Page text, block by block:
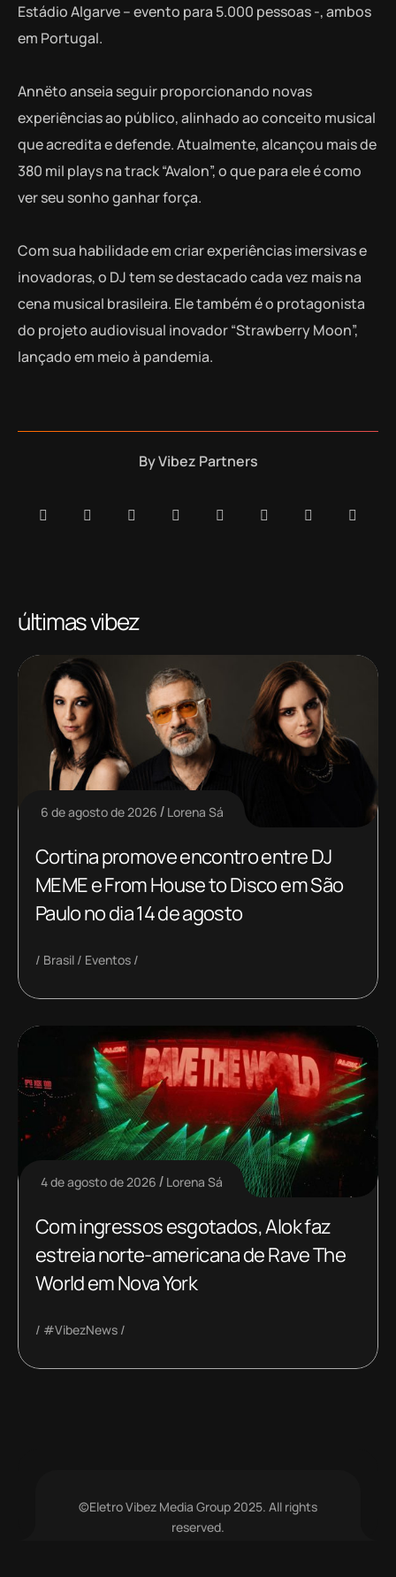
Estádio Algarve – evento para 5.000 pessoas -, ambos
em Portugal.
Annëto anseia seguir proporcionando novas
experiências ao público, alinhado ao conceito musical
que acredita e defende. Atualmente, alcançou mais de
380 mil plays na track “Avalon”, o que para ele é como
ver seu sonho ganhar força.
Com sua habilidade em criar experiências imersivas e
inovadoras, o DJ tem se destacado cada vez mais na
cena musical brasileira. Ele também é o protagonista
do projeto audiovisual inovador “Strawberry Moon”,
lançado em meio à pandemia.
ByVibez Partners
últimas vibez
6 de agosto de 2026 Lorena Sá
Cortina promove encontro entre DJ
MEME e From House to Disco em São
Paulo no dia 14 de agosto
Brasil Eventos
4 de agosto de 2026 Lorena Sá
Com ingressos esgotados, Alok faz
estreia norte-americana de Rave The
World em Nova York
#VibezNews
©Eletro Vibez Media Group 2025. All rights
reserved.